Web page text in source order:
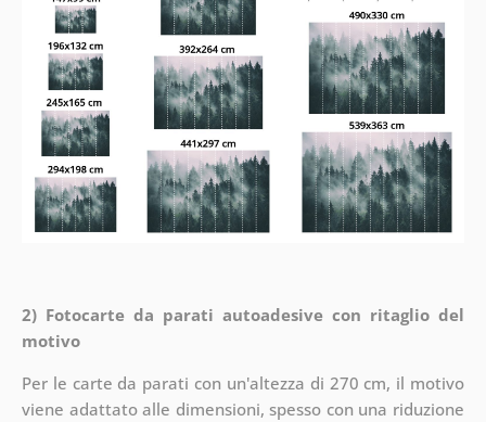
2) Fotocarte da parati autoadesive con ritaglio del
motivo
Per le carte da parati con un'altezza di 270 cm, il motivo
viene adattato alle dimensioni, spesso con una riduzione